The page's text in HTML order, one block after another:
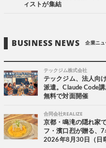
ィストが集結
BUSINESS NEWS 企業ニュ
テックジム株式会社
テックジム、法人向
派遣。Claude Code
無料で対面開催
合同会社REALIZE
京都・鳴滝の隠れ家
フ・濱口烈が贈る、
2026年8月30日（日